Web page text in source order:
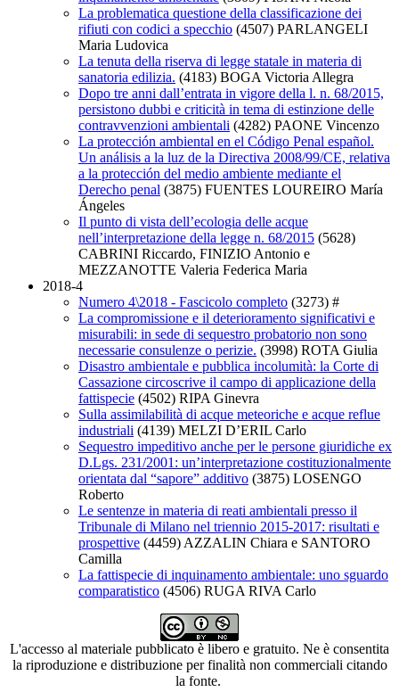
La problematica questione della classificazione dei
rifiuti con codici a specchio (4507) PARLANGELI
Maria Ludovica
La tenuta della riserva di legge statale in materia di
sanatoria edilizia. (4183) BOGA Victoria Allegra
Dopo tre anni dall’entrata in vigore della l. n. 68/2015,
persistono dubbi e criticità in tema di estinzione delle
contravvenzioni ambientali (4282) PAONE Vincenzo
La protección ambiental en el Código Penal español.
Un análisis a la luz de la Directiva 2008/99/CE, relativa
a la protección del medio ambiente mediante el
Derecho penal (3875) FUENTES LOUREIRO María
Ángeles
Il punto di vista dell’ecologia delle acque
nell’interpretazione della legge n. 68/2015 (5628)
CABRINI Riccardo, FINIZIO Antonio e
MEZZANOTTE Valeria Federica Maria
2018-4
Numero 4\2018 - Fascicolo completo (3273) #
La compromissione e il deterioramento significativi e
misurabili: in sede di sequestro probatorio non sono
necessarie consulenze o perizie. (3998) ROTA Giulia
Disastro ambientale e pubblica incolumità: la Corte di
Cassazione circoscrive il campo di applicazione della
fattispecie (4502) RIPA Ginevra
Sulla assimilabilità di acque meteoriche e acque reflue
industriali (4139) MELZI D’ERIL Carlo
Sequestro impeditivo anche per le persone giuridiche ex
D.Lgs. 231/2001: un’interpretazione costituzionalmente
orientata dal “sapore” additivo (3875) LOSENGO
Roberto
Le sentenze in materia di reati ambientali presso il
Tribunale di Milano nel triennio 2015-2017: risultati e
prospettive (4459) AZZALIN Chiara e SANTORO
Camilla
La fattispecie di inquinamento ambientale: uno sguardo
comparatistico (4506) RUGA RIVA Carlo
L'accesso al materiale pubblicato è libero e gratuito. Ne è consentita
la riproduzione e distribuzione per finalità non commerciali citando
la fonte.